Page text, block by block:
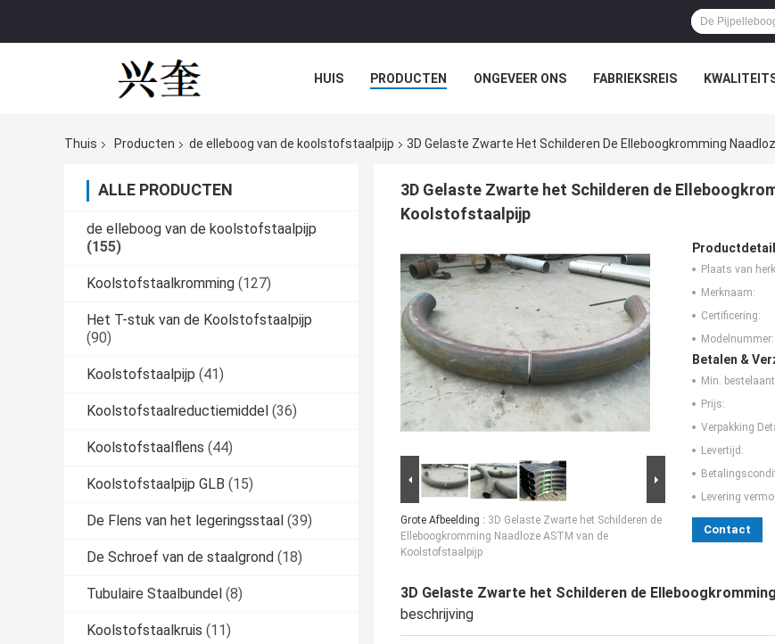
HUIS PRODUCTEN ONGEVEER ONS FABRIEKSREIS
Thuis Producten de elleboog van de koolstofstaalpijp 3D Gelaste Zwarte Het Schilderen De Elleboogkromming
ALLE PRODUCTEN
de elleboog van de koolstofstaalpijp
(155)
Koolstofstaalkromming (127)
Het T-stuk van de Koolstofstaalpijp
(90)
Koolstofstaalpijp (41)
Koolstofstaalreductiemiddel (36)
Koolstofstaalflens (44)
Koolstofstaalpijp GLB (15)
De Flens van het legeringsstaal (39)
De Schroef van de staalgrond (18)
Tubulaire Staalbundel (8)
Koolstofstaalkruis (11)
3D Gelaste Zwarte het Schilderen de
Koolstofstaalpijp
Grote Afbeelding : 3D Gelaste Zwarte het Schilderen de
Elleboogkromming Naadloze ASTM van de
Koolstofstaalpijp
Plaats van
Merknaam:
Certificering:
Modelnummer:
Betalen &
Min.
Prijs:
Verpakking
Levertijd:
Levering
Contact
3D Gelaste Zwarte het Schilderen de
beschrijving